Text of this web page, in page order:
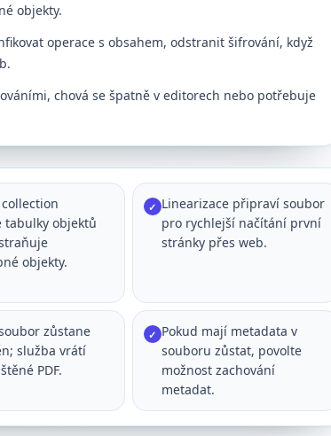
objekty.
operace s obsahem, odstranit šifrování, když
chová se špatně v editorech nebo potřebuje
tabulky objektů
objekty.
✓ Linearizace připraví soubor
pro rychlejší načítání první
stránky přes web.
zůstane
služba vrátí
PDF.
✓ Pokud mají metadata v
souboru zůstat, povolte
možnost zachování
metadat.